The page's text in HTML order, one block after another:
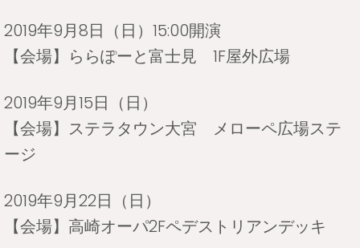
2019年9月8日（日）15:00開演
【会場】ららぽーと富士見 1F屋外広場
2019年9月15日（日）
【会場】ステラタウン大宮 メローペ広場ステ
ージ
2019年9月22日（日）
【会場】高崎オーパ2Fペデストリアンデッキ